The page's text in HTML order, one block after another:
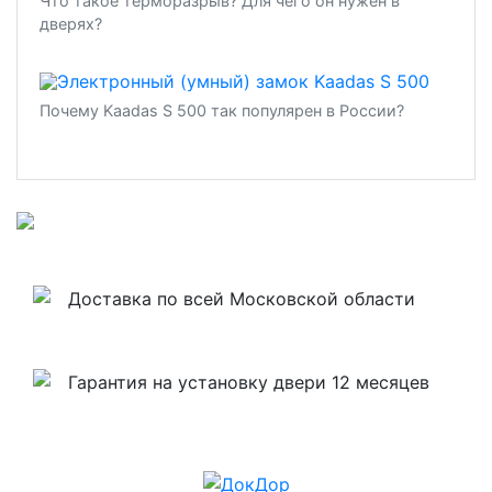
дверях?
Почему Kaadas S 500 так популярен в России?
Доставка по всей Московской области
Гарантия на установку двери 12 месяцев